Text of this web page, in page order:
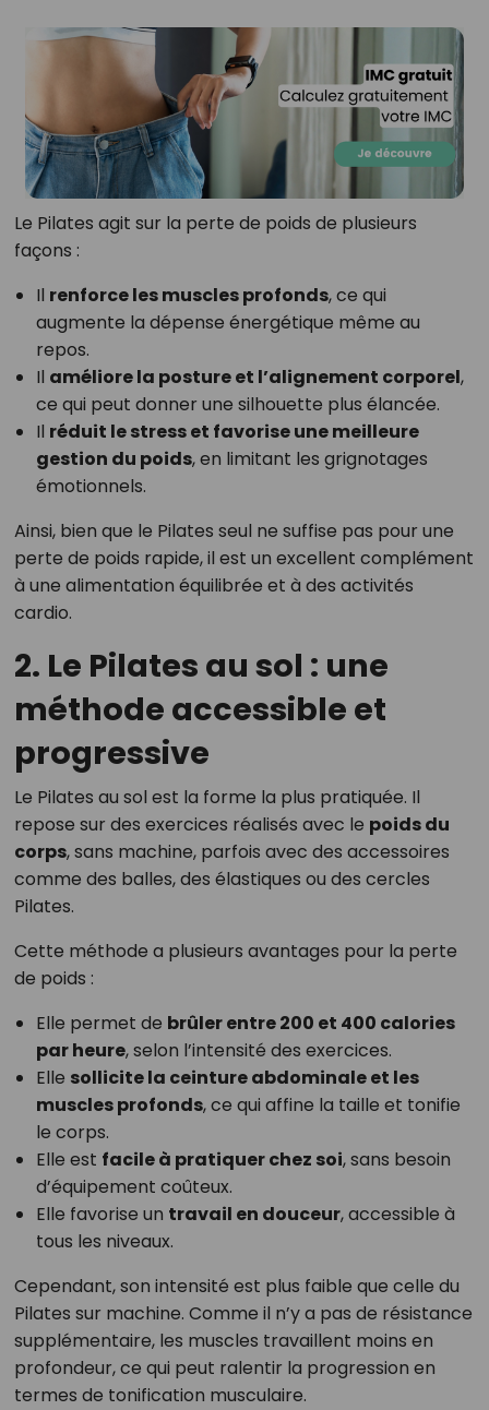
Le Pilates agit sur la perte de poids de plusieurs
façons :
Il renforce les muscles profonds, ce qui
augmente la dépense énergétique même au
repos.
Il améliore la posture et l’alignement corporel,
ce qui peut donner une silhouette plus élancée.
Il réduit le stress et favorise une meilleure
gestion du poids, en limitant les grignotages
émotionnels.
Ainsi, bien que le Pilates seul ne suffise pas pour une
perte de poids rapide, il est un excellent complément
à une alimentation équilibrée et à des activités
cardio.
2. Le Pilates au sol : une
méthode accessible et
progressive
Le Pilates au sol est la forme la plus pratiquée. Il
repose sur des exercices réalisés avec le poids du
corps, sans machine, parfois avec des accessoires
comme des balles, des élastiques ou des cercles
Pilates.
Cette méthode a plusieurs avantages pour la perte
de poids :
Elle permet de brûler entre 200 et 400 calories
par heure, selon l’intensité des exercices.
Elle sollicite la ceinture abdominale et les
muscles profonds, ce qui affine la taille et tonifie
le corps.
Elle est facile à pratiquer chez soi, sans besoin
d’équipement coûteux.
Elle favorise un travail en douceur, accessible à
tous les niveaux.
Cependant, son intensité est plus faible que celle du
Pilates sur machine. Comme il n’y a pas de résistance
supplémentaire, les muscles travaillent moins en
profondeur, ce qui peut ralentir la progression en
termes de tonification musculaire.